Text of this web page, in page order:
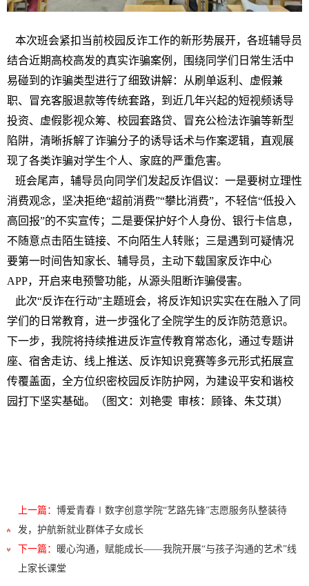
本次班会紧扣当前校园反诈工作的新形势展开，各班辅导员
结合近期高校高发的真实诈骗案例，围绕同学们日常生活中
易碰到的诈骗类型进行了细致讲解：从刷单返利、虚假兼
职、冒充客服退款等传统套路，到近几年兴起的短视频诱导
投资、虚假影视众筹、校园套路贷、冒充公检法诈骗等新型
陷阱，清晰拆解了诈骗分子的诱导话术与作案逻辑，直观展
现了各类诈骗对学生个人、家庭的严重危害。
班会尾声，辅导员向同学们发起反诈倡议：一是要树立理性
消费观念，坚决拒绝“超前消费”“攀比消费”，不轻信“低投入
高回报”的不实宣传；二是要保护好个人身份、银行卡信息，
不随意点击陌生链接、不向陌生人转账；三是遇到可疑情况
要第一时间告知家长、辅导员，主动下载国家反诈中心
APP，开启来电预警功能，从源头阻断诈骗侵害。
此次“反诈在行动”主题班会，将反诈知识实实在在融入了同
学们的日常教育，进一步强化了全院学生的反诈防范意识。
下一步，我院将持续推进反诈宣传教育常态化，通过专题讲
座、宿舍走访、线上推送、反诈知识竞赛等多元形式拓展宣
传覆盖面，全方位织密校园反诈防护网，为建设平安和谐校
园打下坚实基础。（图文：刘艳雯 审核：顾锋、朱艾琪）
上一篇： 博爱青春∣数字创意学院“艺路先锋”志愿服务队整装待
发，护航新就业群体子女成长
下一篇：
暖心沟通，赋能成长——我院开展“与孩子沟通的艺术”线
上家长课堂